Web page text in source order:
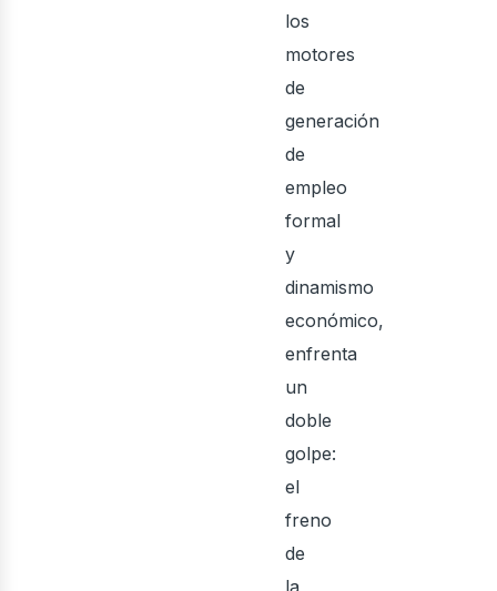
los
motores
de
generación
de
empleo
formal
y
dinamismo
económico,
enfrenta
un
doble
golpe:
el
freno
de
la